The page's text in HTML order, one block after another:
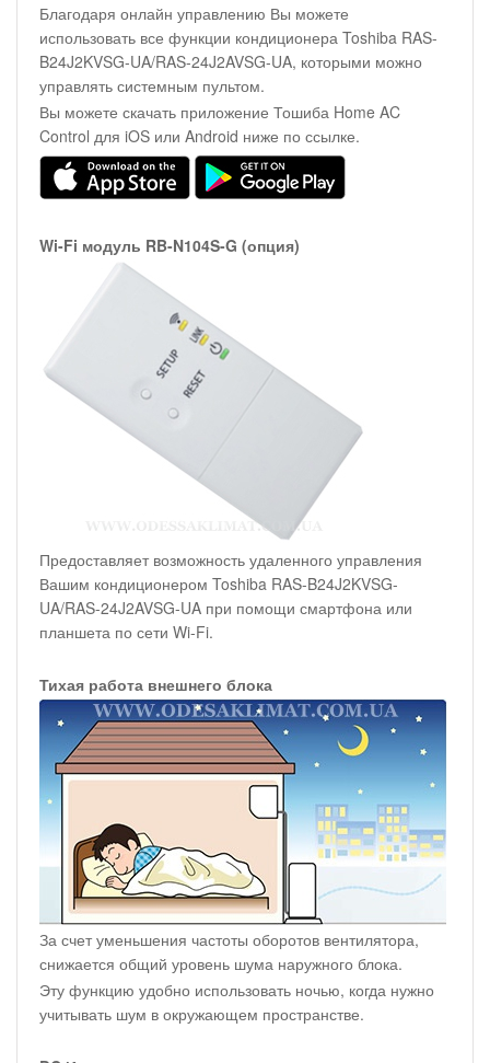
Благодаря онлайн управлению Вы можете
использовать все функции кондиционера Toshiba RAS-
B24J2KVSG-UA/RAS-24J2AVSG-UA, которыми можно
управлять системным пультом.
Вы можете скачать приложение Тошиба Home AC
Control для iOS или Android ниже по ссылке.
Wi-Fi модуль RB-N104S-G (опция)
Предоставляет возможность удаленного управления
Вашим кондиционером Toshiba RAS-B24J2KVSG-
UA/RAS-24J2AVSG-UA при помощи смартфона или
планшета по сети Wi-Fi.
Тихая работа внешнего блока
За счет уменьшения частоты оборотов вентилятора,
снижается общий уровень шума наружного блока.
Эту функцию удобно использовать ночью, когда нужно
учитывать шум в окружающем пространстве.